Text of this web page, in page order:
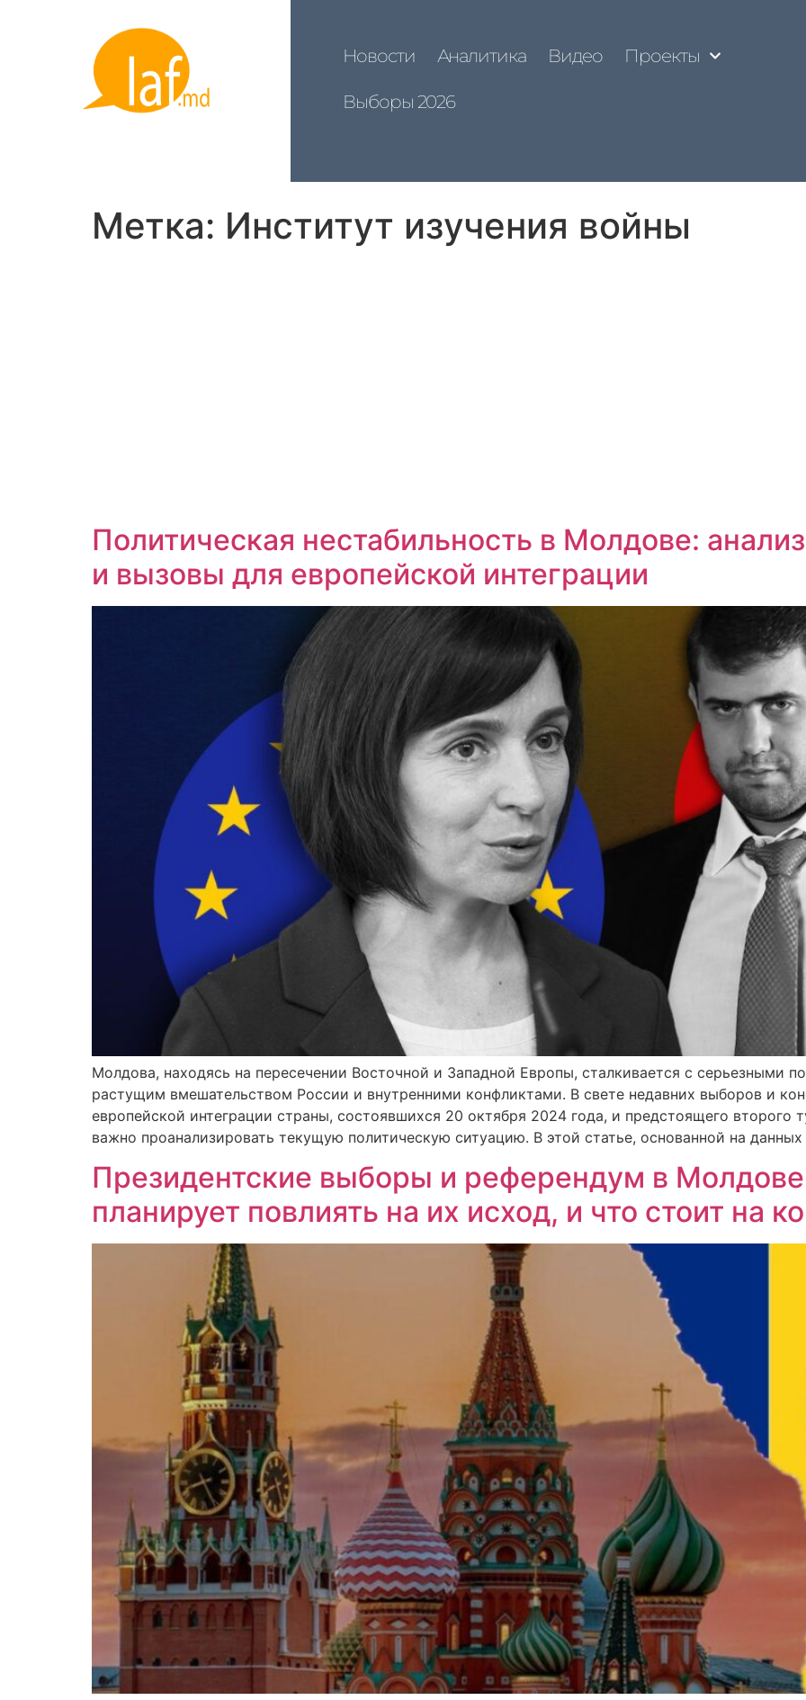
Новости Аналитика Видео Проекты
Выборы 2026
Метка: Институт изучения войны
Политическая нестабильность в Молдове:
и вызовы для европейской интеграции
Молдова, находясь на пересечении Восточной и Западной Европы, сталкивается с серьезными
растущим вмешательством России и внутренними конфликтами. В свете недавних выборов и
европейской интеграции страны, состоявшихся 20 октября 2024 года, и предстоящего второго
важно проанализировать текущую политическую ситуацию. В этой статье, основанной на
Президентские выборы и референдум в
планирует повлиять на их исход, и что стоит на